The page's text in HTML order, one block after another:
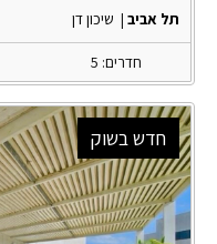
תל אביב | שיכון דן
חדרים: 5
חדש בשוק